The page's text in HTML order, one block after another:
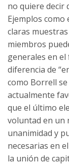
no quiere decir
Ejemplos como
claras
miembros
generales en
diferencia de
como Borrell
actualmente
que el último
voluntad en un
unanimidad y
necesarias en
la unión de